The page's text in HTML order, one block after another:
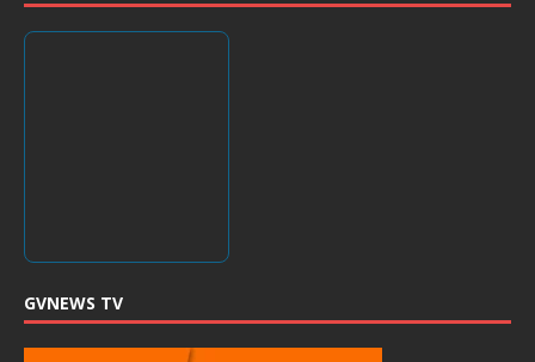
GVNEWS TV